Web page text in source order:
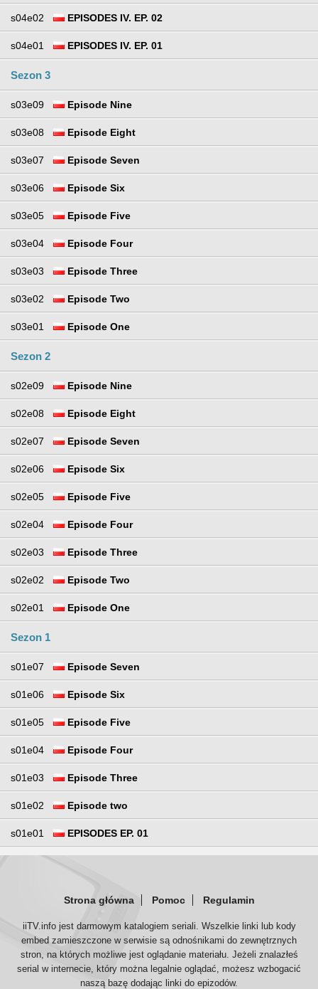
s04e02 EPISODES IV. EP. 02
s04e01 EPISODES IV. EP. 01
Sezon 3
s03e09 Episode Nine
s03e08 Episode Eight
s03e07 Episode Seven
s03e06 Episode Six
s03e05 Episode Five
s03e04 Episode Four
s03e03 Episode Three
s03e02 Episode Two
s03e01 Episode One
Sezon 2
s02e09 Episode Nine
s02e08 Episode Eight
s02e07 Episode Seven
s02e06 Episode Six
s02e05 Episode Five
s02e04 Episode Four
s02e03 Episode Three
s02e02 Episode Two
s02e01 Episode One
Sezon 1
s01e07 Episode Seven
s01e06 Episode Six
s01e05 Episode Five
s01e04 Episode Four
s01e03 Episode Three
s01e02 Episode two
s01e01 EPISODES EP. 01
Strona główna Pomoc Regulamin
iiTV.info jest darmowym katalogiem seriali. Wszelkie linki lub kody
embed zamieszczone w serwisie są odnośnikami do zewnętrznych
stron, na których możliwe jest oglądanie materiału. Jeżeli znalazłeś
serial w internecie, który można legalnie oglądać, możesz wzbogacić
naszą bazę dodając linki do epizodów.